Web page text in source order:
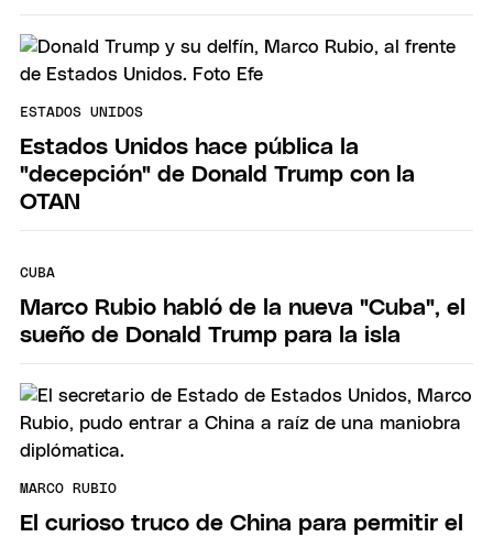
ESTADOS UNIDOS
Estados Unidos hace pública la
"decepción" de Donald Trump con la
OTAN
CUBA
Marco Rubio habló de la nueva "Cuba", el
sueño de Donald Trump para la isla
MARCO RUBIO
El curioso truco de China para permitir el